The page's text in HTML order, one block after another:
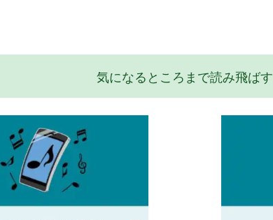
気になるところまで読み飛ばす